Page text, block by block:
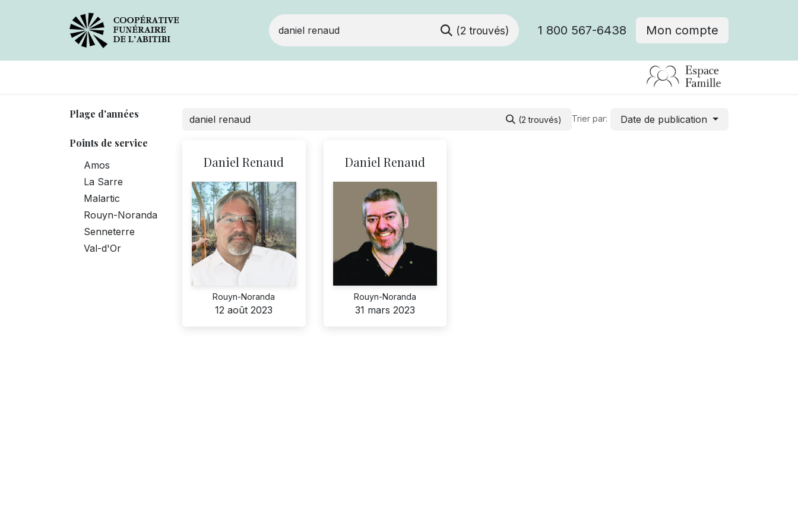
(2 trouvés) 1 800 567-6438 Mon compte
Plage d'années
Points de service
Amos
La Sarre
Malartic
Rouyn-Noranda
Senneterre
Val-d'Or
(2 trouvés) Trier par: Date de publication
Daniel Renaud
Rouyn-Noranda
12 août 2023
Daniel Renaud
Rouyn-Noranda
31 mars 2023